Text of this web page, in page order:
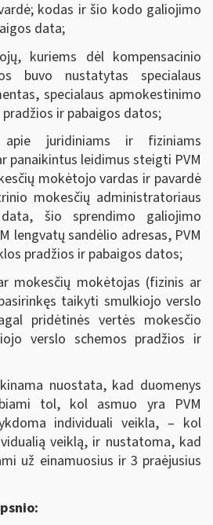
kodas ir šio kodo galiojimo
data;
kuriems dėl kompensacinio
buvo nustatytas specialaus
specialaus apmokestinimo
ir pabaigos datos;
juridiniams ir fiziniams
panaikintus leidimus steigti PVM
mokėtojo vardas ir pavardė
mokesčių administratoriaus
šio sprendimo galiojimo
lengvatų sandėlio adresas, PVM
pradžios ir pabaigos datos;
mokesčių mokėtojas (fizinis ar
taikyti smulkiojo verslo
pridėtinės vertės mokesčio
verslo schemos pradžios ir
nuostata, kad duomenys
tol, kol asmuo yra PVM
individuali veikla, ‒ kol
veiklą, ir nustatoma, kad
už einamuosius ir 3 praėjusius